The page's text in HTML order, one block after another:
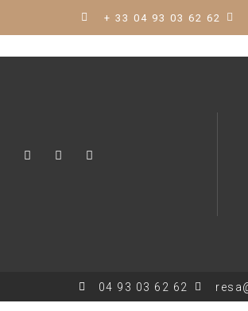
+ 33 04 93 03 62 62
04 93 03 62 62